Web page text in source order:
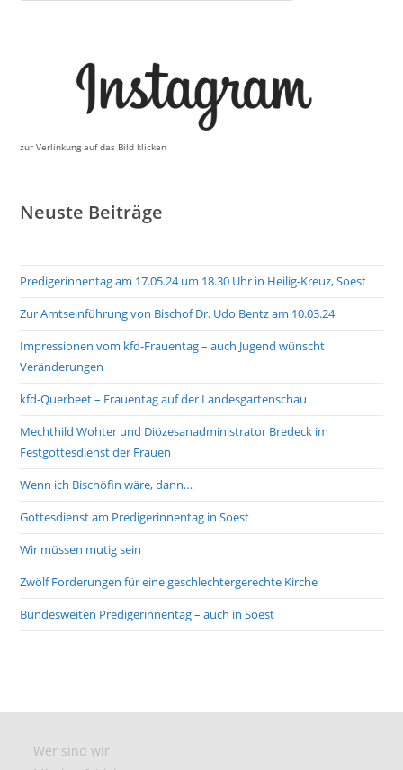
zur Verlinkung auf das Bild klicken
Neuste Beiträge
Predigerinnentag am 17.05.24 um 18.30 Uhr in Heilig-Kreuz, Soest
Zur Amtseinführung von Bischof Dr. Udo Bentz am 10.03.24
Impressionen vom kfd-Frauentag – auch Jugend wünscht
Veränderungen
kfd-Querbeet – Frauentag auf der Landesgartenschau
Mechthild Wohter und Diözesanadministrator Bredeck im
Festgottesdienst der Frauen
Wenn ich Bischöfin wäre, dann…
Gottesdienst am Predigerinnentag in Soest
Wir müssen mutig sein
Zwölf Forderungen für eine geschlechtergerechte Kirche
Bundesweiten Predigerinnentag – auch in Soest
Wer sind wir